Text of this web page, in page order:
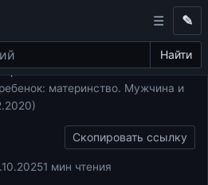
Найти
✎
материнство. Мужчина и
Скопировать ссылку
1 мин чтения